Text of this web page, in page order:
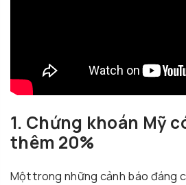
1. Chứng khoán Mỹ
thêm 20%
Một trong những cảnh báo đáng